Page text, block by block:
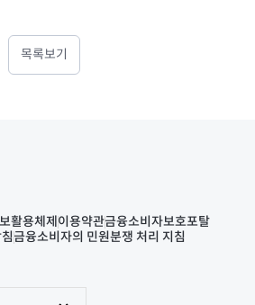
목록보기
활용체제 이용약관금융소비자보호포탈
금융소비자의 민원분쟁 처리 지침